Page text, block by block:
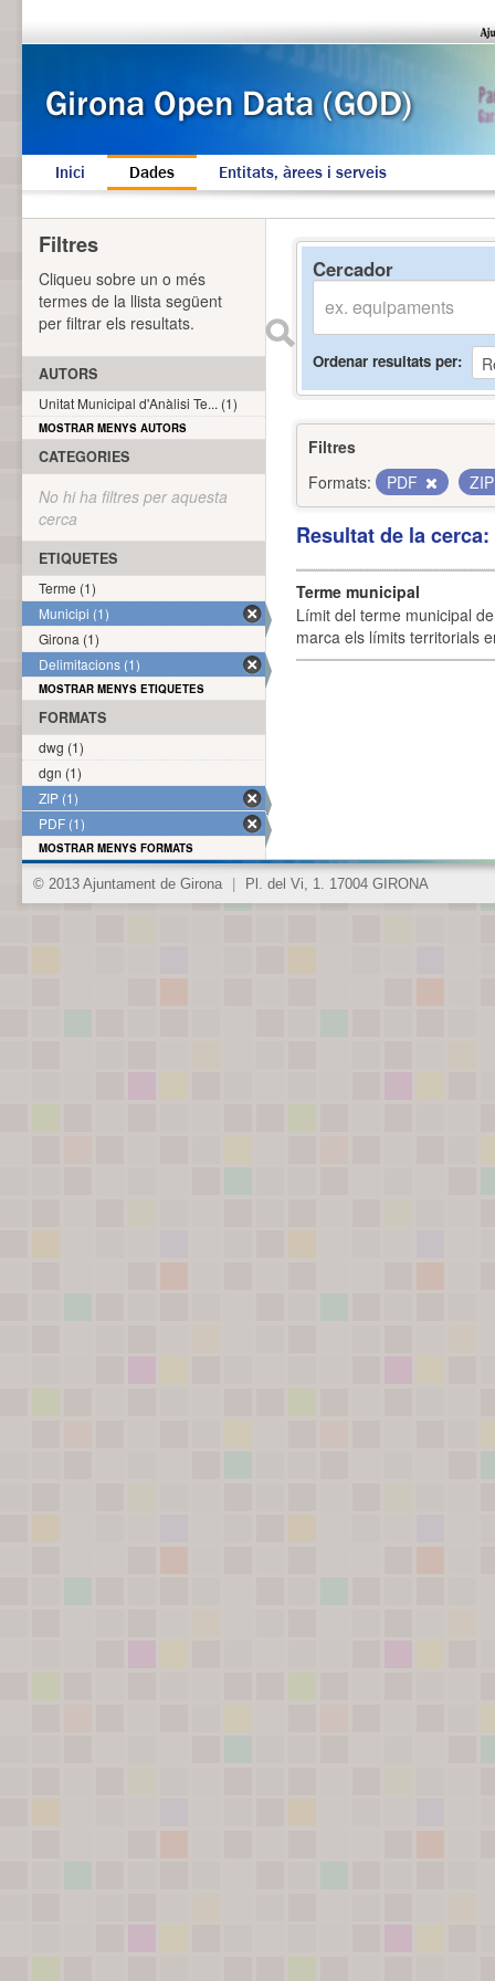
Inici Dades Entitats, àrees i serveis
Cercador
Ordenar resultats per
Filtres
Formats:
PDF
Resultat de la
Terme municipal
Límit del terme municipal
marca els límits territorials
Filtres
Cliqueu sobre un o més
termes de la llista següent
per filtrar els resultats.
AUTORS
Unitat Municipal d'Anàlisi Te... (1)
MOSTRAR MENYS AUTORS
CATEGORIES
No hi ha filtres per aquesta
cerca
ETIQUETES
Terme (1)
Municipi (1)
Girona (1)
Delimitacions (1)
MOSTRAR MENYS ETIQUETES
FORMATS
dwg (1)
dgn (1)
ZIP (1)
PDF (1)
MOSTRAR MENYS FORMATS
© 2013 Ajuntament de Girona Pl. del Vi, 1. 17004 GIRONA